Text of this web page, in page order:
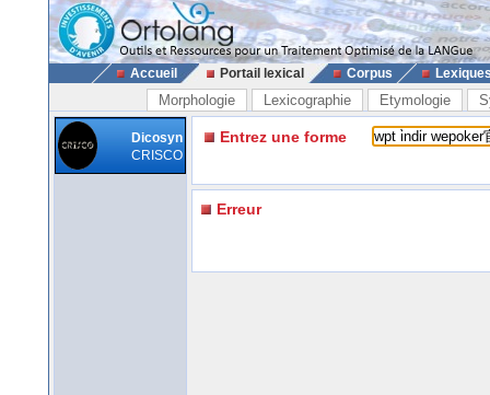
Accueil Portail lexical Corpus
Morphologie Lexicographie Etymologie
Dicosyn
CRISCO
Entrez une forme
Erreur